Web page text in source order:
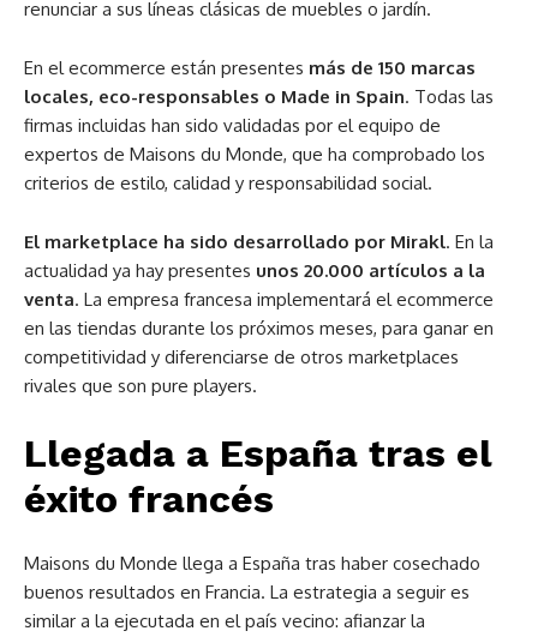
renunciar a sus líneas clásicas de muebles o jardín.
En el ecommerce están presentes más de 150 marcas
locales, eco-responsables o Made in Spain. Todas las
firmas incluidas han sido validadas por el equipo de
expertos de Maisons du Monde, que ha comprobado los
criterios de estilo, calidad y responsabilidad social.
El marketplace ha sido desarrollado por Mirakl. En la
actualidad ya hay presentes unos 20.000 artículos a la
venta. La empresa francesa implementará el ecommerce
en las tiendas durante los próximos meses, para ganar en
competitividad y diferenciarse de otros marketplaces
rivales que son pure players.
Llegada a España tras el
éxito francés
Maisons du Monde llega a España tras haber cosechado
buenos resultados en Francia. La estrategia a seguir es
similar a la ejecutada en el país vecino: afianzar la